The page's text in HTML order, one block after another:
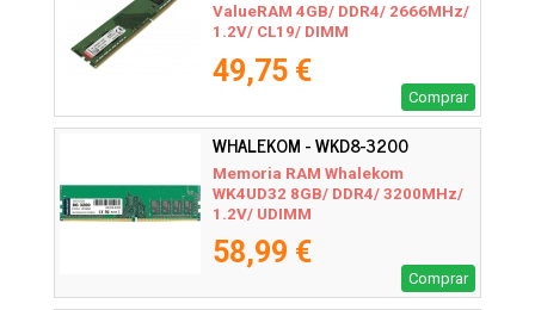
ValueRAM 4GB/ DDR4/ 2666MHz/
1.2V/ CL19/ DIMM
49,75 €
Comprar
WHALEKOM - WKD8-3200
Memoria RAM Whalekom
WK4UD32 8GB/ DDR4/ 3200MHz/
1.2V/ UDIMM
58,99 €
Comprar